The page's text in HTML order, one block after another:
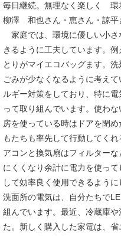
毎日継続。無理なく楽しく 環
柳澤 和也さん・恵さん・諒平
家庭では、環境に優しい小さ
きるように工夫しています。
とりがマイエコバッグます。
ごみが少なくなるように考え
ルギー対策をしており、特に
って取り組んでいます。使わ
房を使っている時はドアを閉
もたちも率先して行動してく
アコンと換気扇はフィルター
にくくなり余計に電力を使っ
して効率良く使用できるよう
洗面所の電気は、自分たちで
組んでいます。最近、冷蔵庫
た。新しく購入した家電は、省